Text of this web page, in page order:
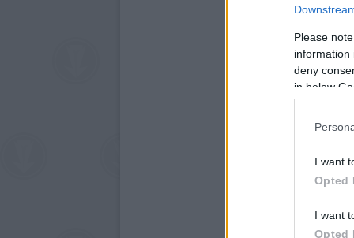
Please
information
deny
in below
I want
Opted
I want
Opted